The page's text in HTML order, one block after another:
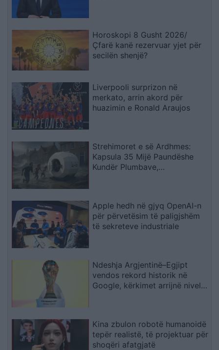
Horoskopi 8 Gusht 2026/
Çfarë kanë rezervuar yjet për
secilën shenjë?
Liverpooli surprizon në
merkato, arrin akord për
huazimin e Ronald Araujos
Strehimoret e së Ardhmes:
Kapsula 35 Mijë Paundëshe
Kundër Plumbave,
Apple hedh në gjyq OpenAI-n
për përvetësim të paligjshëm
të sekreteve industriale
Ndeshja Argjentinë–Egjipt
vendos rekord historik në
Google, kërkimet arrijnë nivele
Kina zbulon robotë humanoidë
tepër realistë, të projektuar për
shoqëri afatgjatë